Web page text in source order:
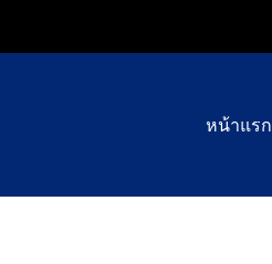
หน้าแรก